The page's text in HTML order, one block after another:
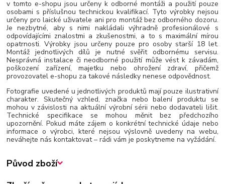
v tomto e-shopu jsou určeny k odborné montáži a použití pouze
osobami s příslušnou technickou kvalifikací. Tyto výrobky nejsou
určeny pro laické uživatele ani pro montáž bez odborného dozoru.
Je nezbytné, aby s nimi nakládali výhradně profesionálové s
odpovídajícími znalostmi a zkušenostmi, a to s maximální mírou
opatrnosti. Výrobky jsou určeny pouze pro osoby starší 18 let.
Montáž jednotlivých dílů je nutné svěřit odbornému servisu.
Nesprávná instalace či neodborné použití může vést k závadám,
poškození zařízení, majetku nebo ohrožení zdraví, přičemž
provozovatel e-shopu za takové následky nenese odpovědnost.
Fotografie uvedené u jednotlivých produktů mají pouze ilustrativní
charakter. Skutečný vzhled, značka nebo balení produktu se
mohou v závislosti na aktuální výrobní sérii nebo dodavateli lišit.
Technické specifikace se mohou měnit bez předchozího
upozornění. Pokud máte zájem o konkrétní technické údaje nebo
informace o výrobci, které nejsou výslovně uvedeny na webu,
neváhejte nás kontaktovat – rádi vám je poskytneme na vyžádání.
Původ zboží